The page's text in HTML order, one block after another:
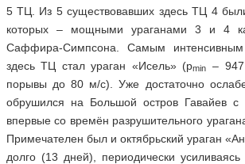
5 ТЦ. Из 5 существовавших здесь ТЦ 4
которых – мощными ураганами 3 и 4
Саффира-Симпсона. Самым интенсивным
здесь ТЦ стал ураган «Исель» (рmin –
порывы до 80 м/с). Уже достаточно
обрушился на Большой остров Гавайев с
впервые со времён разрушительного
Примечателен был и октябрьский ураган
долго (13 дней), периодически усиливаясь